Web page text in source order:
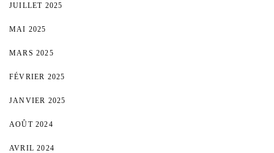
JUILLET 2025
MAI 2025
MARS 2025
FÉVRIER 2025
JANVIER 2025
AOÛT 2024
AVRIL 2024